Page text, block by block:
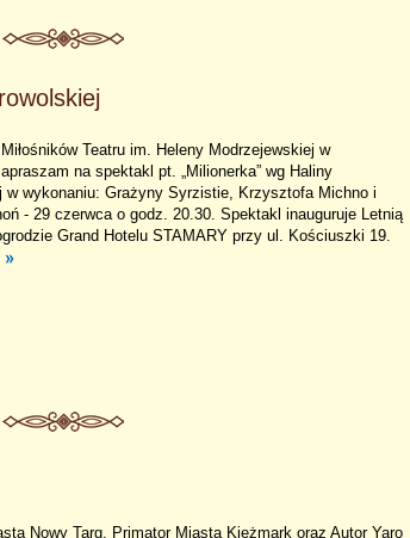
Teatru im. Heleny Modrzejewskiej w
na spektakl pt. „Milionerka” wg Haliny
w wykonaniu: Grażyny Syrzistie, Krzysztofa Michno i
- 29 czerwca o godz. 20.30. Spektakl inauguruje Letnią
Grand Hotelu STAMARY przy ul. Kościuszki 19.
Nowy Targ, Primator Miasta Kieżmark oraz Autor Yaro